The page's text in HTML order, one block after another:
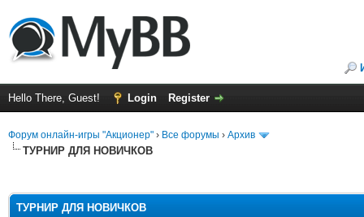
Hello There, Guest! Login Register
Форум онлайн-игры "Акционер" › Все форумы › Архив
ТУРНИР ДЛЯ НОВИЧКОВ
ТУРНИР ДЛЯ НОВИЧКОВ